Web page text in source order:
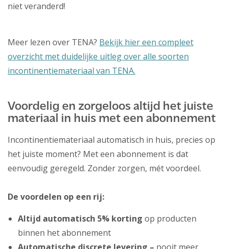
niet veranderd!
Meer lezen over TENA? Bekijk hier een compleet
overzicht met duidelijke uitleg over alle soorten
incontinentiemateriaal van TENA.
Voordelig en zorgeloos altijd het juiste
materiaal in huis met een abonnement
Incontinentiemateriaal automatisch in huis, precies op
het juiste moment? Met een abonnement is dat
eenvoudig geregeld. Zonder zorgen, mét voordeel.
De voordelen op een rij:
Altijd automatisch 5% korting op producten
binnen het abonnement